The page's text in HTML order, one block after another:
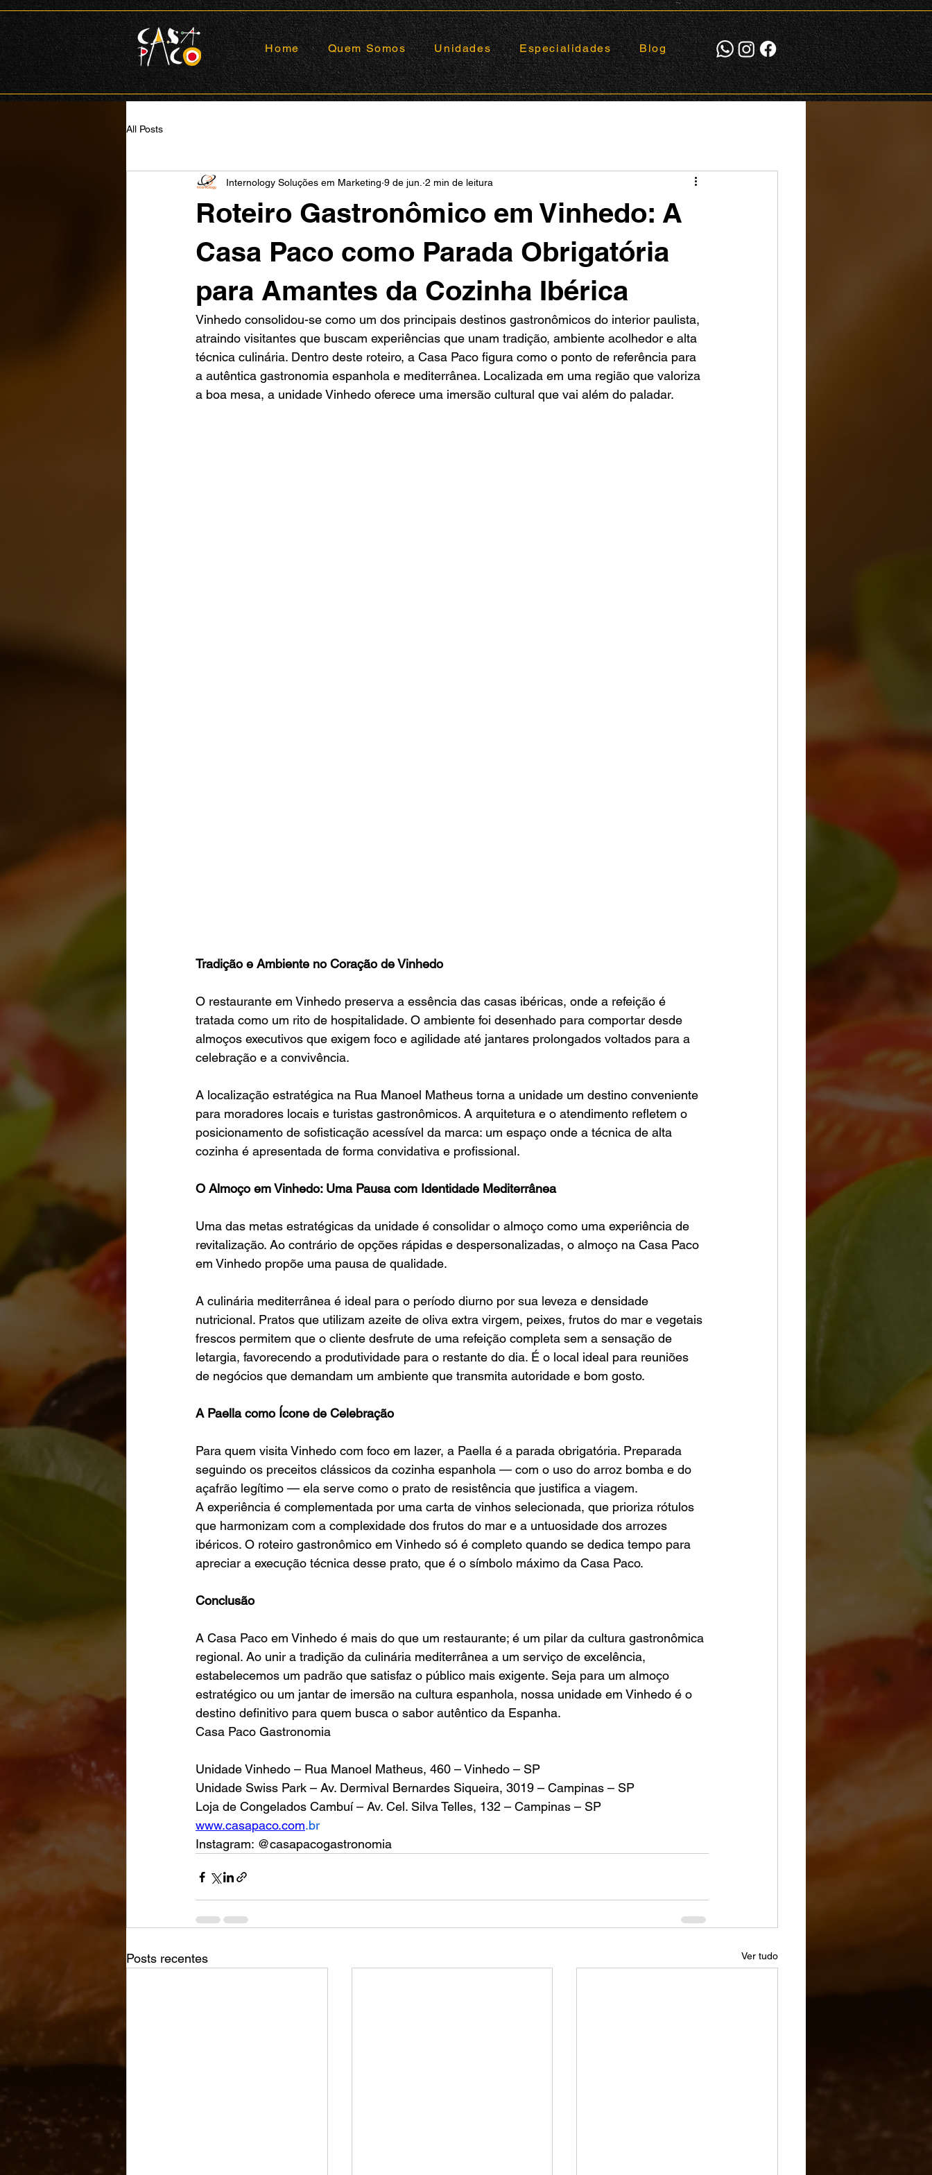
Home Quem Somos Unidades Especialidades Blog
All Posts
Roteiro Gastronômico em Vinhedo: A
Casa Paco como Parada Obrigatória
para Amantes da Cozinha Ibérica
Internology Soluções em Marketing 9 de jun. 2 min de leitura
Vinhedo consolidou-se como um dos principais destinos gastronômicos do interior paulista,
atraindo visitantes que buscam experiências que unam tradição, ambiente acolhedor e alta
técnica culinária. Dentro deste roteiro, a Casa Paco figura como o ponto de referência para
a autêntica gastronomia espanhola e mediterrânea. Localizada em uma região que valoriza
a boa mesa, a unidade Vinhedo oferece uma imersão cultural que vai além do paladar.
Tradição e Ambiente no Coração de Vinhedo
O restaurante em Vinhedo preserva a essência das casas ibéricas, onde a refeição é
tratada como um rito de hospitalidade. O ambiente foi desenhado para comportar desde
almoços executivos que exigem foco e agilidade até jantares prolongados voltados para a
celebração e a convivência.
A localização estratégica na Rua Manoel Matheus torna a unidade um destino conveniente
para moradores locais e turistas gastronômicos. A arquitetura e o atendimento refletem o
posicionamento de sofisticação acessível da marca: um espaço onde a técnica de alta
cozinha é apresentada de forma convidativa e profissional.
O Almoço em Vinhedo: Uma Pausa com Identidade Mediterrânea
Uma das metas estratégicas da unidade é consolidar o almoço como uma experiência de
revitalização. Ao contrário de opções rápidas e despersonalizadas, o almoço na Casa Paco
em Vinhedo propõe uma pausa de qualidade.
A culinária mediterrânea é ideal para o período diurno por sua leveza e densidade
nutricional. Pratos que utilizam azeite de oliva extra virgem, peixes, frutos do mar e vegetais
frescos permitem que o cliente desfrute de uma refeição completa sem a sensação de
letargia, favorecendo a produtividade para o restante do dia. É o local ideal para reuniões
de negócios que demandam um ambiente que transmita autoridade e bom gosto.
A Paella como Ícone de Celebração
Para quem visita Vinhedo com foco em lazer, a Paella é a parada obrigatória. Preparada
seguindo os preceitos clássicos da cozinha espanhola — com o uso do arroz bomba e do
açafrão legítimo — ela serve como o prato de resistência que justifica a viagem.
A experiência é complementada por uma carta de vinhos selecionada, que prioriza rótulos
que harmonizam com a complexidade dos frutos do mar e a untuosidade dos arrozes
ibéricos. O roteiro gastronômico em Vinhedo só é completo quando se dedica tempo para
apreciar a execução técnica desse prato, que é o símbolo máximo da Casa Paco.
Conclusão
A Casa Paco em Vinhedo é mais do que um restaurante; é um pilar da cultura gastronômica
regional. Ao unir a tradição da culinária mediterrânea a um serviço de excelência,
estabelecemos um padrão que satisfaz o público mais exigente. Seja para um almoço
estratégico ou um jantar de imersão na cultura espanhola, nossa unidade em Vinhedo é o
destino definitivo para quem busca o sabor autêntico da Espanha.
Casa Paco Gastronomia
Unidade Vinhedo – Rua Manoel Matheus, 460 – Vinhedo – SP
Unidade Swiss Park – Av. Dermival Bernardes Siqueira, 3019 – Campinas – SP
Loja de Congelados Cambuí – Av. Cel. Silva Telles, 132 – Campinas – SP
www.casapaco.com.br
Instagram: @casapacogastronomia
Posts recentes Ver tudo